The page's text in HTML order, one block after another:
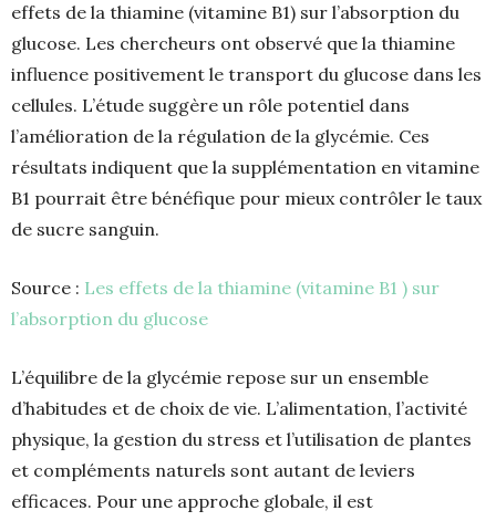
effets de la thiamine (vitamine B1) sur l’absorption du
glucose. Les chercheurs ont observé que la thiamine
influence positivement le transport du glucose dans les
cellules. L’étude suggère un rôle potentiel dans
l’amélioration de la régulation de la glycémie. Ces
résultats indiquent que la supplémentation en vitamine
B1 pourrait être bénéfique pour mieux contrôler le taux
de sucre sanguin.
Source : Les effets de la thiamine (vitamine B1 ) sur
l’absorption du glucose
L’équilibre de la glycémie repose sur un ensemble
d’habitudes et de choix de vie. L’alimentation, l’activité
physique, la gestion du stress et l’utilisation de plantes
et compléments naturels sont autant de leviers
efficaces. Pour une approche globale, il est